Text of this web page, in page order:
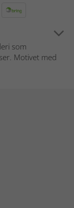
som
Motivet med